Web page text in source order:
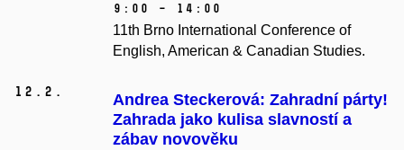
9:00 – 14:00
11th Brno International Conference of
English, American & Canadian Studies.
12. 2.
Andrea Steckerová: Zahradní párty!
Zahrada jako kulisa slavností a
zábav novověku